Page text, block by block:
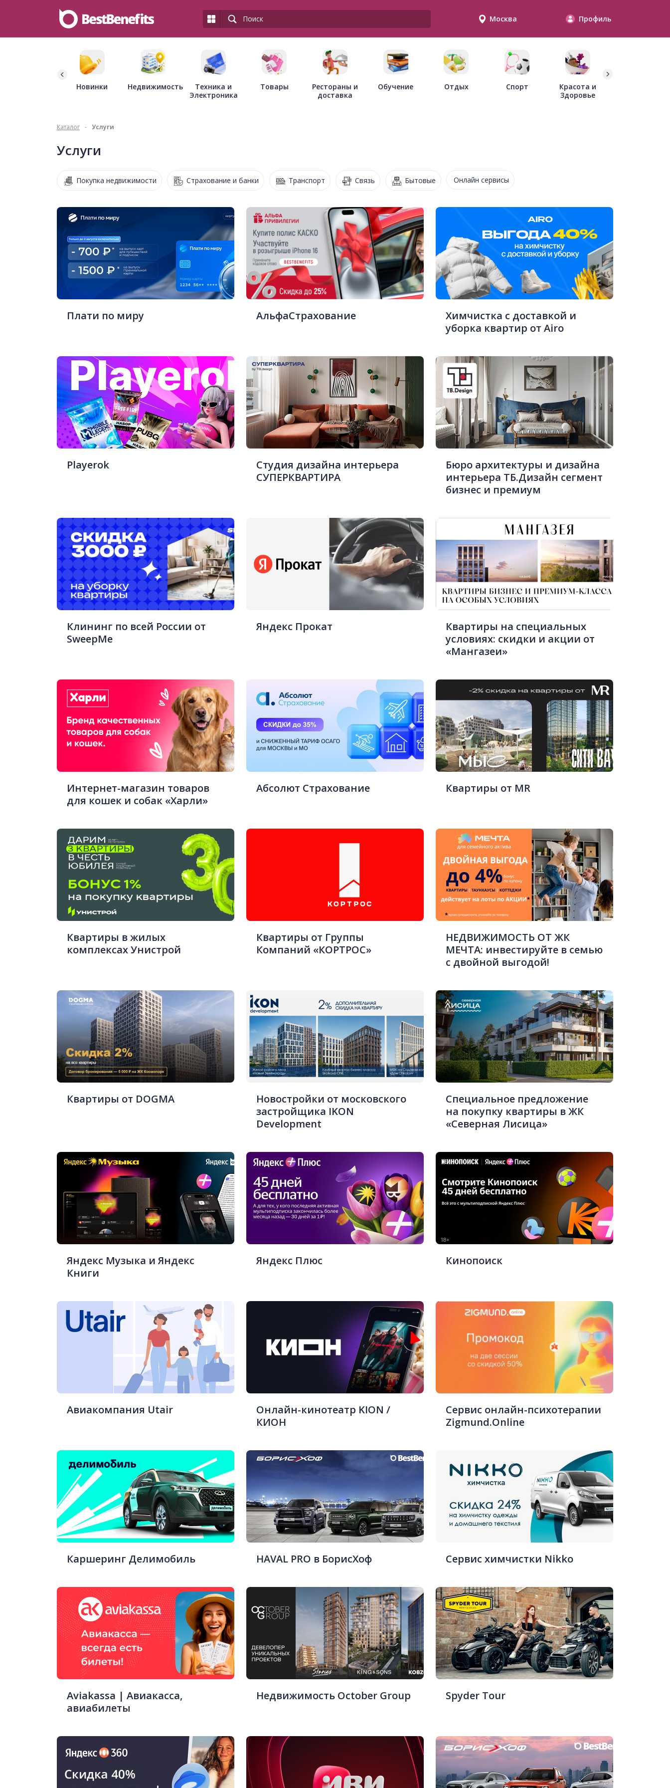
Москва Профиль
Новинки Недвижимость
Техника и
Электроника
Товары
Рестораны и
доставка
Обучение Отдых Спорт
Красота и
Здоровье
Каталог - Услуги
Услуги
Покупка недвижимости Страхование и банки Транспорт Связь Бытовые Онлайн сервисы
Плати по миру АльфаСтрахование
Химчистка с доставкой и
уборка квартир от Airo
Playerok
Студия дизайна интерьера
СУПЕРКВАРТИРА
Бюро архитектуры и дизайна
интерьера ТБ.Дизайн сегмент
бизнес и премиум
Клининг по всей России от
SweepMe
Яндекс Прокат
Квартиры на специальных
условиях: скидки и акции от
«Мангазеи»
Интернет-магазин товаров
для кошек и собак «Харли»
Абсолют Страхование Квартиры от MR
Квартиры в жилых
комплексах Унистрой
Квартиры от Группы
Компаний «КОРТРОС»
НЕДВИЖИМОСТЬ ОТ ЖК
МЕЧТА: инвестируйте в семью
с двойной выгодой!
Квартиры от DOGMA
Новостройки от московского
застройщика IKON
Development
Специальное предложение
на покупку квартиры в ЖК
«Северная Лисица»
Яндекс Музыка и Яндекс
Книги
Яндекс Плюс Кинопоиск
Авиакомпания Utair
Онлайн-кинотеатр KION /
КИОН
Сервис онлайн-психотерапии
Zigmund.Online
Каршеринг Делимобиль HAVAL PRO в БорисХоф Сервис химчистки Nikko
Aviakassa | Авиакасса,
авиабилеты
Недвижимость October Group Spyder Tour